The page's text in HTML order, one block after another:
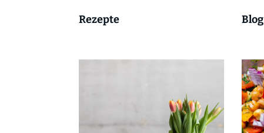
Rezepte Blog